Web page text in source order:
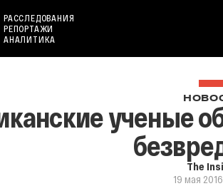
РАССЛЕДОВАНИЯ
РЕПОРТАЖИ
АНАЛИТИКА
ученые
The
19 мая 2016